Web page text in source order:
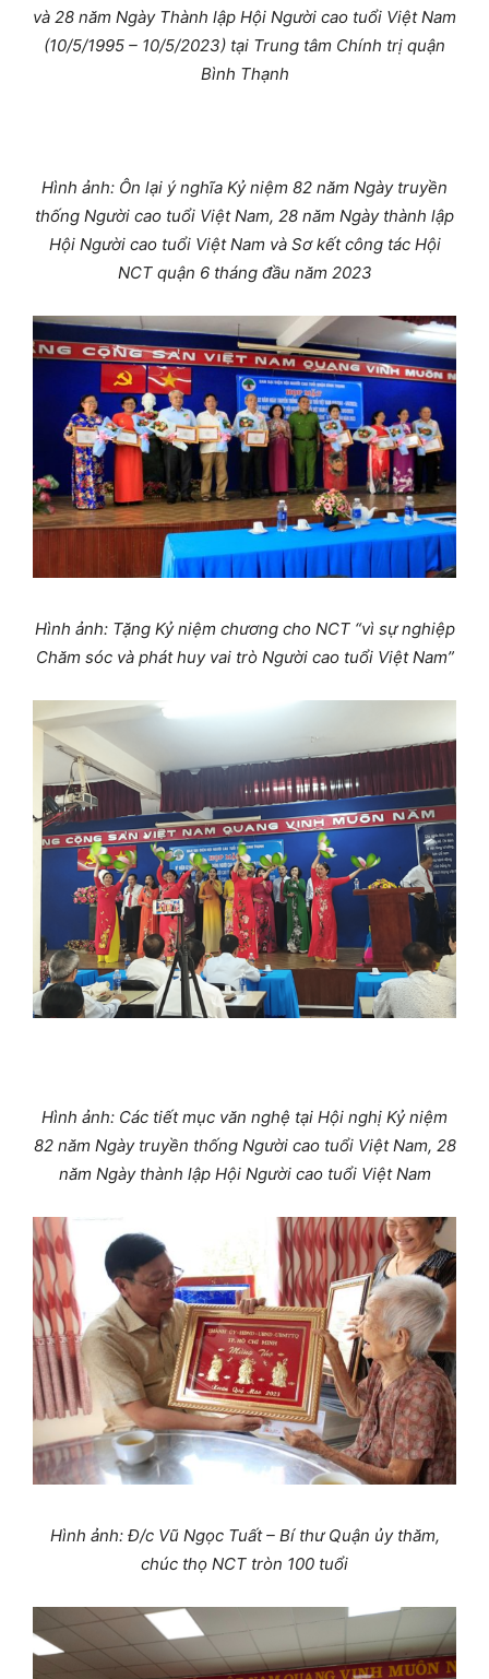
và 28 năm Ngày Thành lập Hội Người cao tuổi Việt Nam
(10/5/1995 – 10/5/2023) tại Trung tâm Chính trị quận
Bình Thạnh
Hình ảnh: Ôn lại ý nghĩa Kỷ niệm 82 năm Ngày truyền
thống Người cao tuổi Việt Nam, 28 năm Ngày thành lập
Hội Người cao tuổi Việt Nam và Sơ kết công tác Hội
NCT quận 6 tháng đầu năm 2023
Hình ảnh: Tặng Kỷ niệm chương cho NCT “vì sự nghiệp
Chăm sóc và phát huy vai trò Người cao tuổi Việt Nam”
Hình ảnh: Các tiết mục văn nghệ tại Hội nghị Kỷ niệm
82 năm Ngày truyền thống Người cao tuổi Việt Nam, 28
năm Ngày thành lập Hội Người cao tuổi Việt Nam
Hình ảnh: Đ/c Vũ Ngọc Tuất – Bí thư Quận ủy thăm,
chúc thọ NCT tròn 100 tuổi